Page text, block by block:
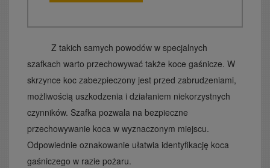
Z takich samych powodów w specjalnych
szafkach warto przechowywać także koce gaśnicze. W
skrzynce koc zabezpieczony jest przed zabrudzeniami,
możliwością uszkodzenia i działaniem niekorzystnych
czynników. Szafka pozwala na bezpieczne
przechowywanie koca w wyznaczonym miejscu.
Odpowiednie oznakowanie ułatwia identyfikację koca
gaśniczego w razie pożaru.